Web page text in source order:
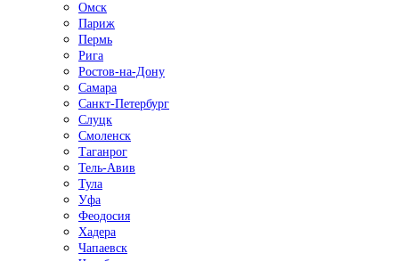
Омск
Париж
Пермь
Рига
Ростов-на-Дону
Самара
Санкт-Петербург
Слуцк
Смоленск
Таганрог
Тель-Авив
Тула
Уфа
Феодосия
Хадера
Чапаевск